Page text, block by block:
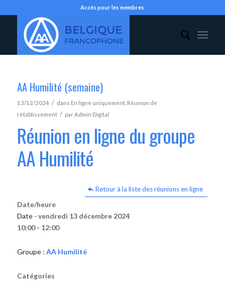
Accès pour les membres
AA Humilité (semaine)
13/12/2024 / dans En ligne uniquement, Réunion de
rétablissement / parAdmin Digital
Réunion en ligne du groupe
AA Humilité
Retour à la liste des réunions en ligne
Date/heure
Date - vendredi 13 décembre 2024
10:00 - 12:00
Groupe : AA Humilité
Catégories